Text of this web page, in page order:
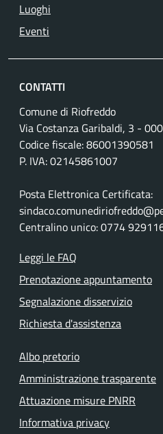
Luoghi
Eventi
CONTATTI
Comune di Riofreddo
Via Costanza Garibaldi, 3 -
Codice fiscale: 86001390581
P. IVA: 02145861007
Posta Elettronica Certificata:
Centralino unico: 0774
Leggi le FAQ
Prenotazione appuntamento
Segnalazione disservizio
Richiesta d'assistenza
Albo pretorio
Amministrazione trasparente
Attuazione misure PNRR
Informativa privacy